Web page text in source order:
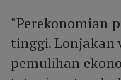
"Perekonomian
tinggi. Lonjakan
pemulihan